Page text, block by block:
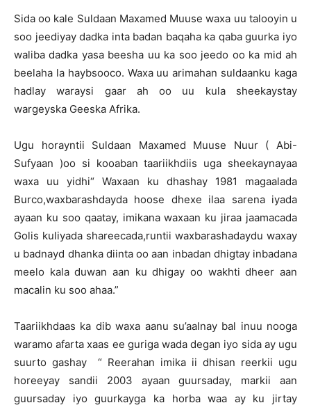
Sida oo kale Suldaan Maxamed Muuse waxa uu talooyin u
soo jeediyay dadka inta badan baqaha ka qaba guurka iyo
waliba dadka yasa beesha uu ka soo jeedo oo ka mid ah
beelaha la haybsooco. Waxa uu arimahan suldaanku kaga
hadlay waraysi gaar ah oo uu kula sheekaystay
wargeyska Geeska Afrika.
Ugu horayntii Suldaan Maxamed Muuse Nuur ( Abi-
Sufyaan )oo si kooaban taariikhdiis uga sheekaynayaa
waxa uu yidhi“ Waxaan ku dhashay 1981 magaalada
Burco,waxbarashdayda hoose dhexe ilaa sarena iyada
ayaan ku soo qaatay, imikana waxaan ku jiraa jaamacada
Golis kuliyada shareecada,runtii waxbarashadaydu waxay
u badnayd dhanka diinta oo aan inbadan dhigtay inbadana
meelo kala duwan aan ku dhigay oo wakhti dheer aan
macalin ku soo ahaa.”
Taariikhdaas ka dib waxa aanu su’aalnay bal inuu nooga
waramo afarta xaas ee guriga wada degan iyo sida ay ugu
suurto gashay “ Reerahan imika ii dhisan reerkii ugu
horeeyay sandii 2003 ayaan guursaday, markii aan
guursaday iyo guurkayga ka horba waa ay ku jirtay